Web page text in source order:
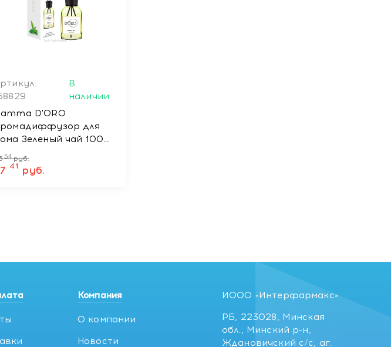
В
наличии
D'ORO
для
Зеленый чай 100
GREEN TEA
54 руб.
41 руб.
Компания
О компании
Новости
ИООО «Интерфармакс»
РБ, 223028, Минская
обл., Минский р-н,
Ждановичский с/с, аг.